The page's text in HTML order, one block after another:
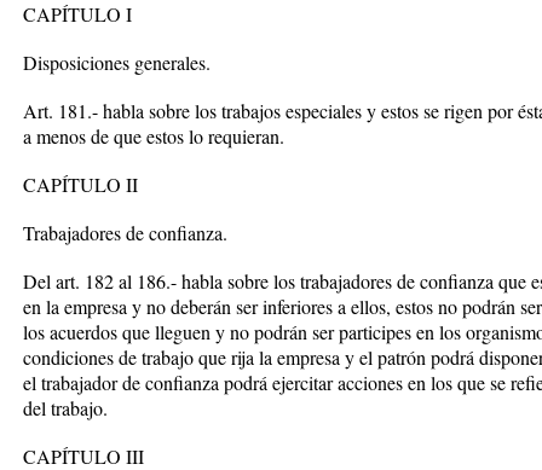
CAPÍTULO I
Disposiciones generales.
Art. 181.- habla sobre los trabajos especiales y estos se rigen por
a menos de que estos lo requieran.
CAPÍTULO II
Trabajadores de confianza.
Del art. 182 al 186.- habla sobre los trabajadores de confianza que
en la empresa y no deberán ser inferiores a ellos, estos no podrán
los acuerdos que lleguen y no podrán ser participes en los
condiciones de trabajo que rija la empresa y el patrón podrá
el trabajador de confianza podrá ejercitar acciones en los que se
del trabajo.
CAPÍTULO III